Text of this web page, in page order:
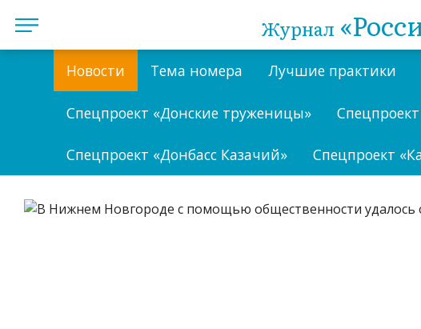
Журнал
Новости Тема номера Лучшие практики
Спецпроект «Донские труженицы»
Спецпроект «Донбасс Казачий» Спецпроект